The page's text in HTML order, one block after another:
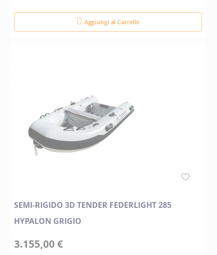
Aggiungi al Carrello
SEMI-RIGIDO 3D TENDER FEDERLIGHT 285
HYPALON GRIGIO
3.155,00 €